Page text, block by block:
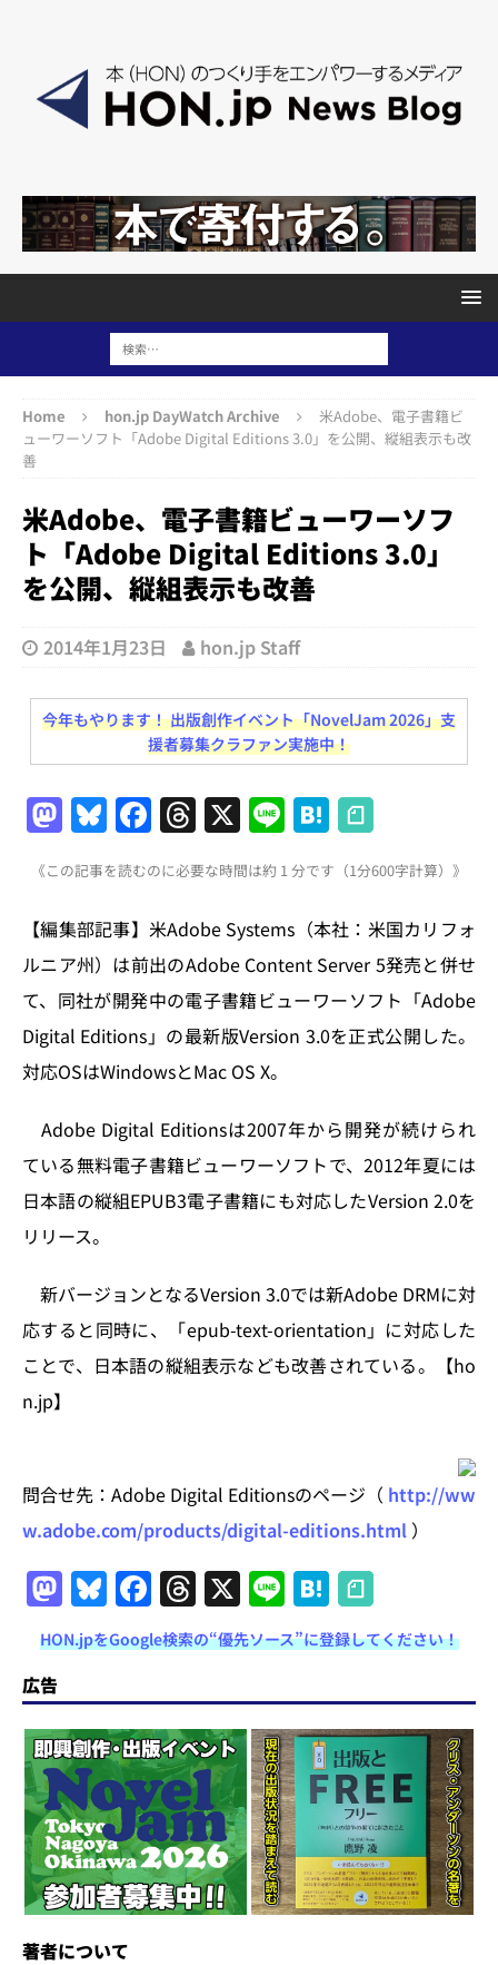
Home hon.jp DayWatch Archive
米Adobe、電子書籍ビ
ューワーソフト「Adobe Digital Editions 3.0」を公開、縦組表示も改
善
米Adobe、電子書籍ビューワーソフ
ト「Adobe Digital Editions 3.0」
を公開、縦組表示も改善
2014年1月23日 hon.jp Staff
今年もやります！ 出版創作イベント「NovelJam 2026」支
援者募集クラファン実施中！
M
a
st
o
d
o
n
Bl
u
e
s
k
y
F
a
c
e
b
o
o
k
T
h
re
a
d
s
X Li
n
e
H
at
e
n
a
《この記事を読むのに必要な時間は約 1 分です（1分600字計算）》
【編集部記事】米Adobe Systems（本社：米国カリフォ
ルニア州）は前出のAdobe Content Server 5発売と併せ
て、同社が開発中の電子書籍ビューワーソフト「Adobe
Digital Editions」の最新版Version 3.0を正式公開した。
対応OSはWindowsとMac OS X。
Adobe Digital Editionsは2007年から開発が続けられ
ている無料電子書籍ビューワーソフトで、2012年夏には
日本語の縦組EPUB3電子書籍にも対応したVersion 2.0を
リリース。
新バージョンとなるVersion 3.0では新Adobe DRMに対
応すると同時に、「epub-text-orientation」に対応した
ことで、日本語の縦組表示なども改善されている。【ho
n.jp】
問合せ先：Adobe Digital Editionsのページ（ http://ww
w.adobe.com/products/digital-editions.html ）
M
a
st
o
d
o
n
Bl
u
e
s
k
y
F
a
c
e
b
o
o
k
T
h
re
a
d
s
X Li
n
e
H
at
e
n
a
HON.jpをGoogle検索の“優先ソース”に登録してください！
広告
著者について